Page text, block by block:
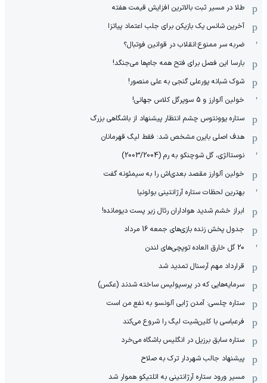
طلا در مسیر ثبت بالاترین افزایش قیمت هفته
آخرین شانس یک بازیکن برای جلب اعتماد پیاتزا
ضربه سر ممنوع؛انقلاب در قوانین فوتبال؟
بارسا این فصل برای فتح همه جام‌ها می‌جنگد!
شوک شبانه پورعلی گنجی به علی منصور!
خولین آلوارز و 5 سوپرگل کلاس جهانی!
ستاره یوونتوس چشم انتظار پیشنهاد از باشگاهی بزرگ
هدف اصلی بایرن مشخص شد: فقط لیگ قهرمانان
نوستالژی، گل شوچنکو به رم (2003/2004)
خولین آلوارز مقصد بعدی‌اش را به سیمئونه گفت
بهترین لحظات ستاره آرژانتینی بولونیا
ابراز خشم شدید هواداران رئال زیر پست دیومانده!
جدول پخش زنده بازی‌های جمعه 16 مرداد
20 گل خارق العاده توپچی‌های لندن
قرارداد مهم آرسنال تمدید شد
سرمایه‌هایی که در پرسپولیس ساخته شدند (عکس)
ستاره چلسی: آمدن ژابی آلونسو به نفع من است
فرعباسی با کلین‌شیت لیگ را شروع می‌کند
ستاره سابق برزیل در انگلیس باشگاه می‌خرد
پیشنهاد جالب شهردار ترک به صلاح
مسیر ورود ستاره آرژانتینی به اتلتیکو هموار شد